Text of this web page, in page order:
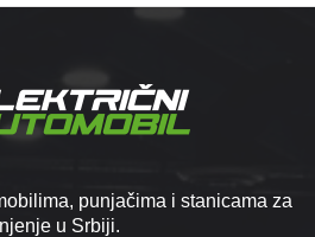
punjačima i stanicama za
u Srbiji.